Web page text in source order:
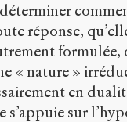
réponse,
« nature »
en
sur